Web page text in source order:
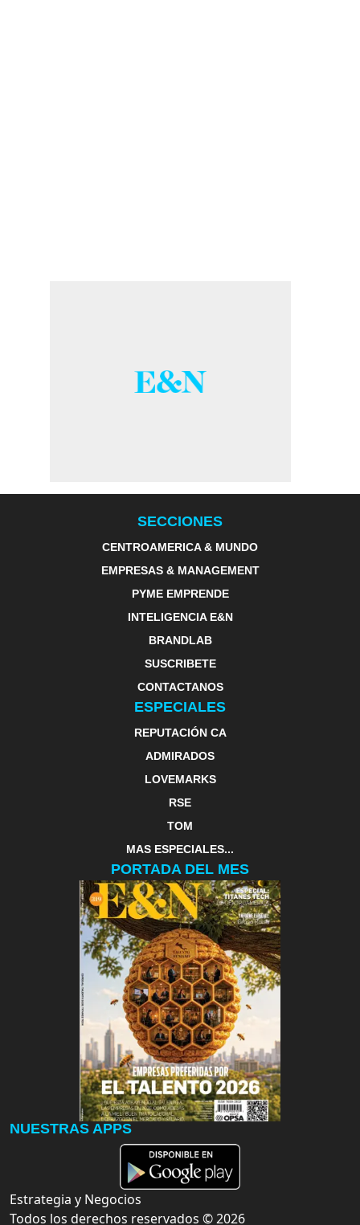
SECCIONES
CENTROAMERICA & MUNDO
EMPRESAS & MANAGEMENT
PYME EMPRENDE
INTELIGENCIA E&N
BRANDLAB
SUSCRIBETE
CONTACTANOS
ESPECIALES
REPUTACIÓN CA
ADMIRADOS
LOVEMARKS
RSE
TOM
MAS ESPECIALES...
PORTADA DEL MES
NUESTRAS APPS
Estrategia y Negocios
Todos los derechos reservados ©2026